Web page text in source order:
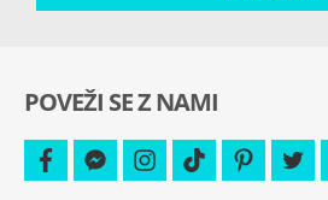
POVEŽI SE Z NAMI
facebookfacebook-
messenger
instagram
tiktok